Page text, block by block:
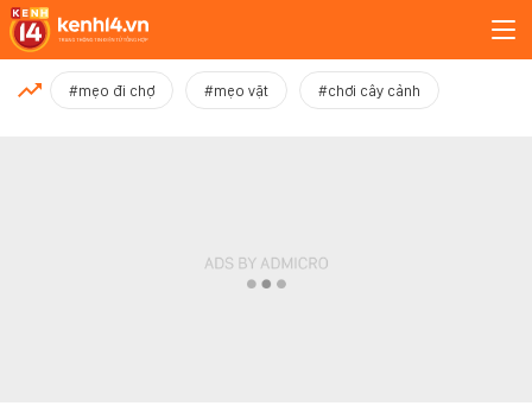
MỚI NHẤT
#mẹo đi chợ #mẹo vặt #chơi cây cảnh